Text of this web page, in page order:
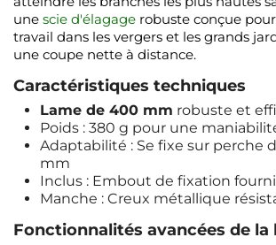
une scie d'élagage robuste conçue
travail dans les vergers et les grands
une coupe nette à distance.
Caractéristiques techniques
Lame de 400 mm robuste et
Poids : 380 g pour une
Adaptabilité : Se fixe sur perche
mm
Inclus : Embout de fixation fourni
Manche : Creux métallique
Fonctionnalités avancées de la